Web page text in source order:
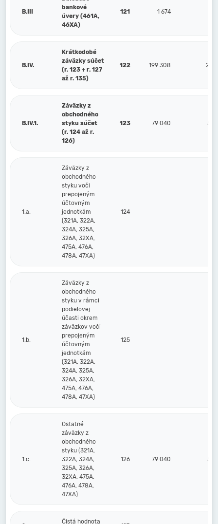
B.III
bankové
úvery (461A,
46XA)
121 1 674
B.IV.
Krátkodobé
záväzky súčet
(r. 123 + r. 127
až r. 135)
122 199 308 237
B.IV.1.
Záväzky z
obchodného
styku súčet
(r. 124 až r.
126)
123 79 040 50
1.a.
Záväzky z
obchodného
styku voči
prepojeným
účtovným
jednotkám
(321A, 322A,
324A, 325A,
326A, 32XA,
475A, 476A,
478A, 47XA)
124
1.b.
Záväzky z
obchodného
styku v rámci
podielovej
účasti okrem
záväzkov voči
prepojeným
účtovným
jednotkám
(321A, 322A,
324A, 325A,
326A, 32XA,
475A, 476A,
478A, 47XA)
125
1.c.
Ostatné
záväzky z
obchodného
styku (321A,
322A, 324A,
325A, 326A,
32XA, 475A,
476A, 478A,
47XA)
126 79 040 50
Čistá hodnota